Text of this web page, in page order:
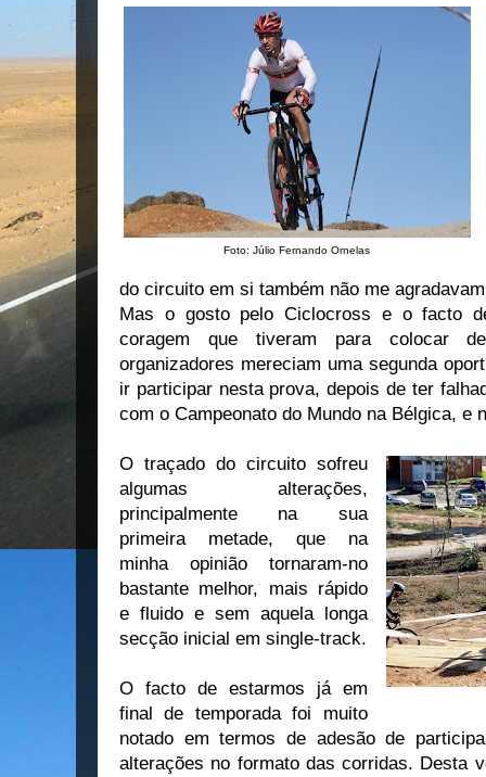
Foto: Júlio Fernando Ornelas
do circuito em si também não me
Mas o gosto pelo Ciclocross e o facto
coragem que tiveram para colocar
organizadores mereciam uma segunda
ir participar nesta prova, depois de ter
com o Campeonato do Mundo na Bélgica, e
O traçado do circuito sofreu
algumas alterações,
principalmente na sua
primeira metade, que na
minha opinião tornaram-no
bastante melhor, mais rápido
e fluido e sem aquela longa
secção inicial em single-track.
O facto de estarmos já em
final de temporada foi muito
notado em termos de adesão de
alterações no formato das corridas. Desta